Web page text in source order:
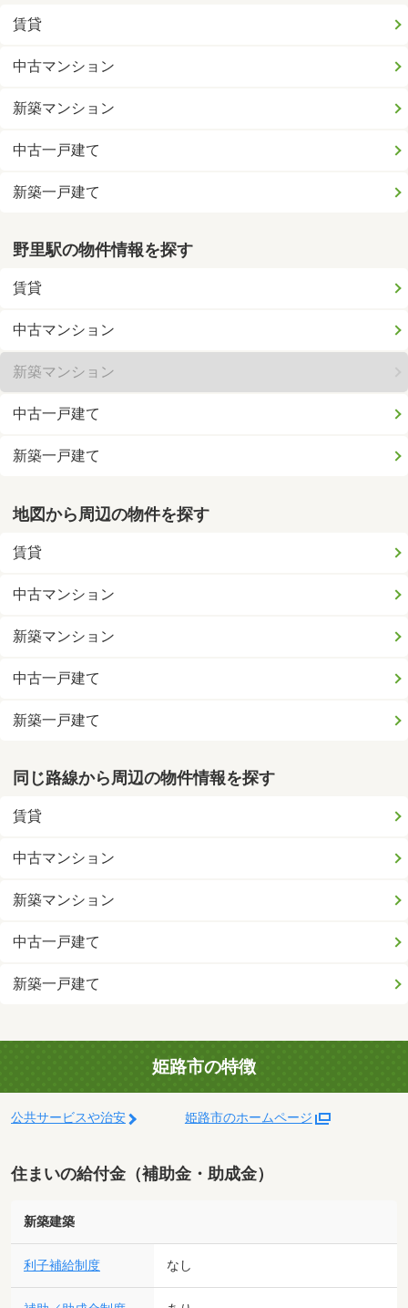
賃貸
中古マンション
新築マンション
中古一戸建て
新築一戸建て
野里駅の物件情報を探す
賃貸
中古マンション
新築マンション
中古一戸建て
新築一戸建て
地図から周辺の物件を探す
賃貸
中古マンション
新築マンション
中古一戸建て
新築一戸建て
同じ路線から周辺の物件情報を探す
賃貸
中古マンション
新築マンション
中古一戸建て
新築一戸建て
姫路市の特徴
公共サービスや治安 姫路市のホームページ
住まいの給付金（補助金・助成金）
新築建築
利子補給制度 なし